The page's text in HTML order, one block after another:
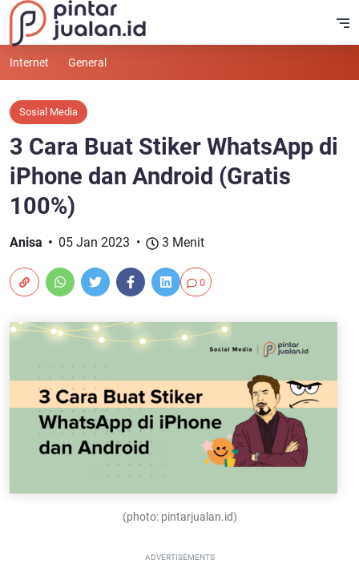
Internet General
Sosial Media
3 Cara Buat Stiker WhatsApp di
iPhone dan Android (Gratis
100%)
Anisa 05 Jan 2023 3 Menit
0
(photo: pintarjualan.id)
ADVERTISEMENTS